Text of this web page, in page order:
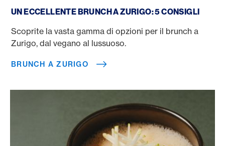
UN ECCELLENTE BRUNCH A ZURIGO: 5 CONSIGLI
Scoprite la vasta gamma di opzioni per il brunch a
Zurigo, dal vegano al lussuoso.
BRUNCH A ZURIGO